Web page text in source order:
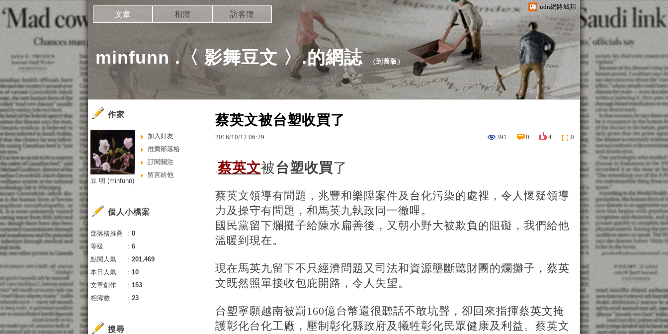
udn網路城邦
minfunn .〈 影舞豆文 〉.的網誌（到舊版 ）
文章 相簿 訪客簿
蔡英文被台塑收買了
2016/10/12 06:29 391 0 4 0
.蔡英文被台塑收買了
蔡英文領導有問題，兆豐和樂陞案件及台化污染的處裡，令人懷疑領導
力及操守有問題，和馬英九執政同一徹哩。
國民黨留下爛攤子給陳水扁善後，又朝小野大被欺負的阻礙，我們給他
溫暖到現在。
現在馬英九留下不只經濟問題又司法和資源壟斷聽財團的爛攤子，蔡英
文既然照單接收包庇開路，令人失望。
台塑寧願越南被罰160億台幣還很聽話不敢坑聲，卻回來指揮蔡英文掩
護彰化台化工廠，壓制彰化縣政府及犧牲彰化民眾健康及利益。蔡英文
作家
加入好友
推薦部落格
訂閱關注
留言給他
豆 明 (minfunn)
個人小檔案
部落格推薦 ： 0
等級
： 6
點閱人氣
： 201,469
本日人氣
： 10
文章創作
： 153
相簿數
： 23
搜尋